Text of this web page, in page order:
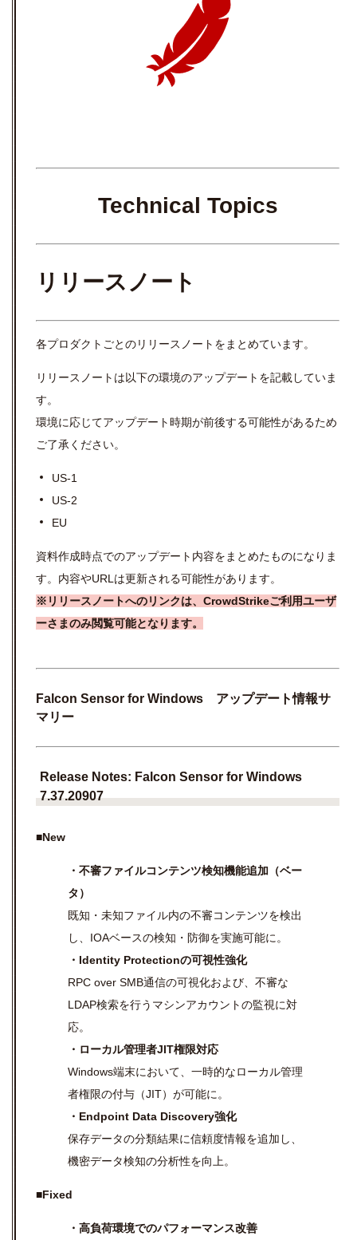
Technical Topics
リリースノート
各プロダクトごとのリリースノートをまとめています。
リリースノートは以下の環境のアップデートを記載していま
す。
環境に応じてアップデート時期が前後する可能性があるため
ご了承ください。
US-1
US-2
EU
資料作成時点でのアップデート内容をまとめたものになりま
す。内容やURLは更新される可能性があります。
※リリースノートへのリンクは、CrowdStrikeご利用ユーザ
ーさまのみ閲覧可能となります。
Falcon Sensor for Windows アップデート情報サ
マリー
Release Notes: Falcon Sensor for Windows
7.37.20907
■New
・不審ファイルコンテンツ検知機能追加（ベー
タ）
既知・未知ファイル内の不審コンテンツを検出
し、IOAベースの検知・防御を実施可能に。
・Identity Protectionの可視性強化
RPC over SMB通信の可視化および、不審な
LDAP検索を行うマシンアカウントの監視に対
応。
・ローカル管理者JIT権限対応
Windows端末において、一時的なローカル管理
者権限の付与（JIT）が可能に。
・Endpoint Data Discovery強化
保存データの分類結果に信頼度情報を追加し、
機密データ検知の分析性を向上。
■Fixed
・高負荷環境でのパフォーマンス改善